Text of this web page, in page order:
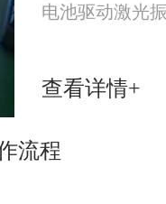
电池驱动激光
查看详情+
流程